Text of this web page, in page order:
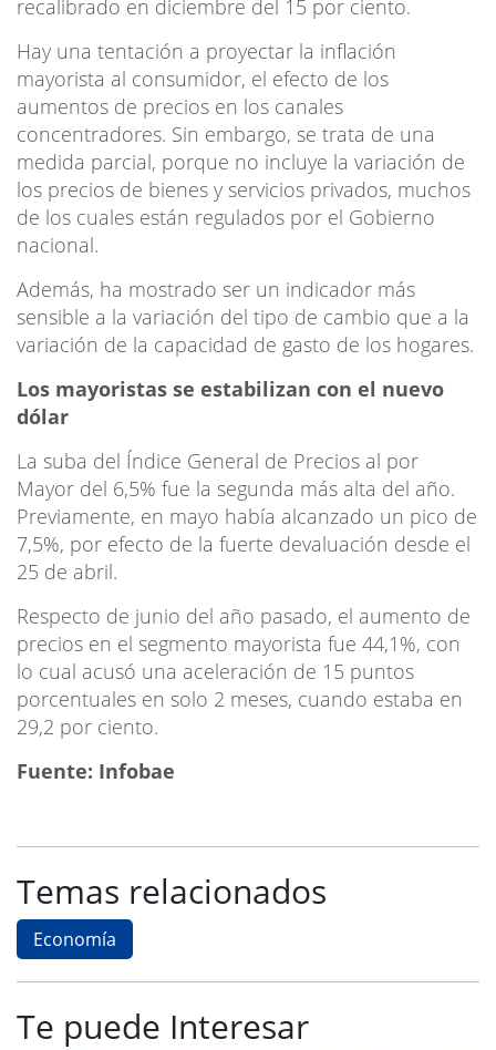
recalibrado en diciembre del 15 por ciento.
Hay una tentación a proyectar la inflación
mayorista al consumidor, el efecto de los
aumentos de precios en los canales
concentradores. Sin embargo, se trata de una
medida parcial, porque no incluye la variación de
los precios de bienes y servicios privados, muchos
de los cuales están regulados por el Gobierno
nacional.
Además, ha mostrado ser un indicador más
sensible a la variación del tipo de cambio que a la
variación de la capacidad de gasto de los hogares.
Los mayoristas se estabilizan con el nuevo
dólar
La suba del Índice General de Precios al por
Mayor del 6,5% fue la segunda más alta del año.
Previamente, en mayo había alcanzado un pico de
7,5%, por efecto de la fuerte devaluación desde el
25 de abril.
Respecto de junio del año pasado, el aumento de
precios en el segmento mayorista fue 44,1%, con
lo cual acusó una aceleración de 15 puntos
porcentuales en solo 2 meses, cuando estaba en
29,2 por ciento.
Fuente: Infobae
Temas relacionados
Economía
Te puede Interesar